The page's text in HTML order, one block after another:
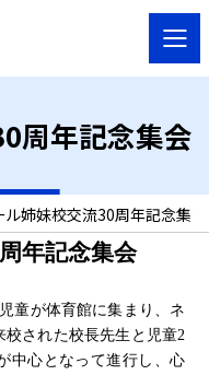
周年記念集会
ル姉妹校交流30周年記念集会
年記念集会
童が体育館に集まり、ネ
校された校長先生と児童2
中心となって進行し、心